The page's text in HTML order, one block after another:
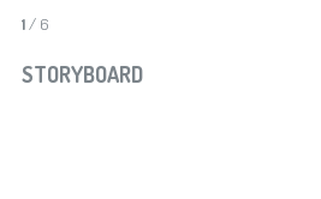
STORYBOARD
1/ 6